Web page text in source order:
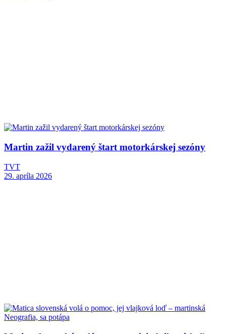
Martin zažil vydarený štart motorkárskej sezóny
TVT
29. apríla 2026